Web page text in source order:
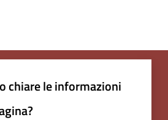
chiare le informazioni